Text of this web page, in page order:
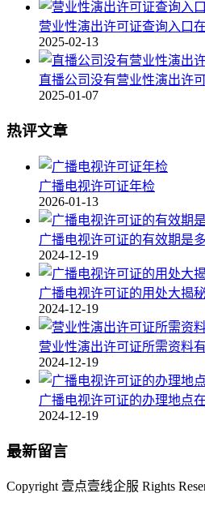
营业性演出许可证查询入口
2025-02-13
直播公司没有营业性演出许
2025-01-07
热评文章
广播电视许可证年检
2026-01-13
广播电视许可证的有效期是
2024-12-19
广播电视许可证的用处大揭
2024-12-19
营业性演出许可证所需资料
2024-12-19
广播电视许可证的办理地点
2024-12-19
最新留言
Copyright 壹点壹线企服 Rights